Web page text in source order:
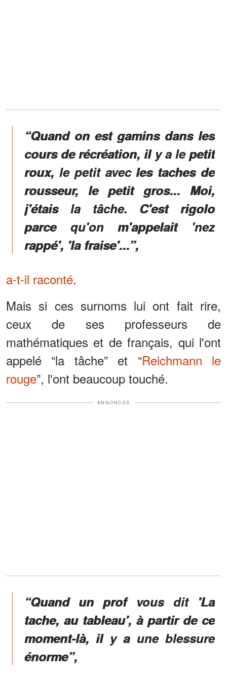
“Quand on est gamins dans les
cours de récréation, il y a le petit
roux, le petit avec les taches de
rousseur, le petit gros... Moi,
j'étais la tâche. C'est rigolo
parce qu'on m'appelait 'nez
rappé', 'la fraise'...”,
a-t-il raconté.
Mais si ces surnoms lui ont fait rire,
ceux de ses professeurs de
mathématiques et de français, qui l'ont
appelé “la tâche” et “Reichmann le
rouge”, l'ont beaucoup touché.
ANNONCES
“Quand un prof vous dit 'La
tache, au tableau', à partir de ce
moment-là, il y a une blessure
énorme”,